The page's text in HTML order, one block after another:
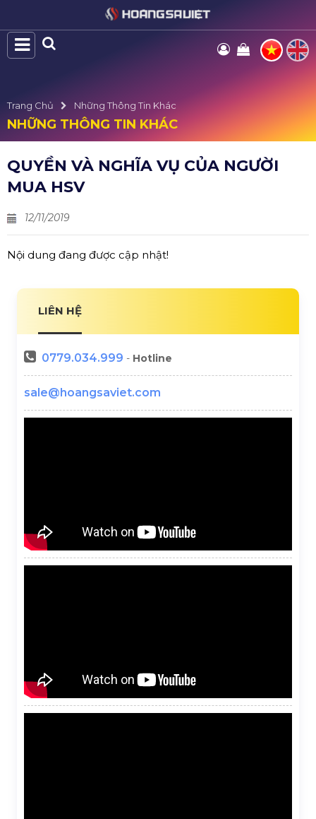
Trang Chủ Những Thông Tin Khác
NHỮNG THÔNG TIN KHÁC
QUYỀN VÀ NGHĨA VỤ CỦA NGƯỜI
MUA HSV
12/11/2019
Nội dung đang được cập nhật!
LIÊN HỆ
0779.034.999 - Hotline
sale@hoangsaviet.com